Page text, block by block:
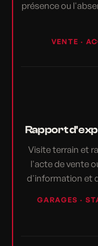
présence ou
VENTE ·
Rapport
Visite terrain et
l'acte de vente
d'information et
GARAGES ·